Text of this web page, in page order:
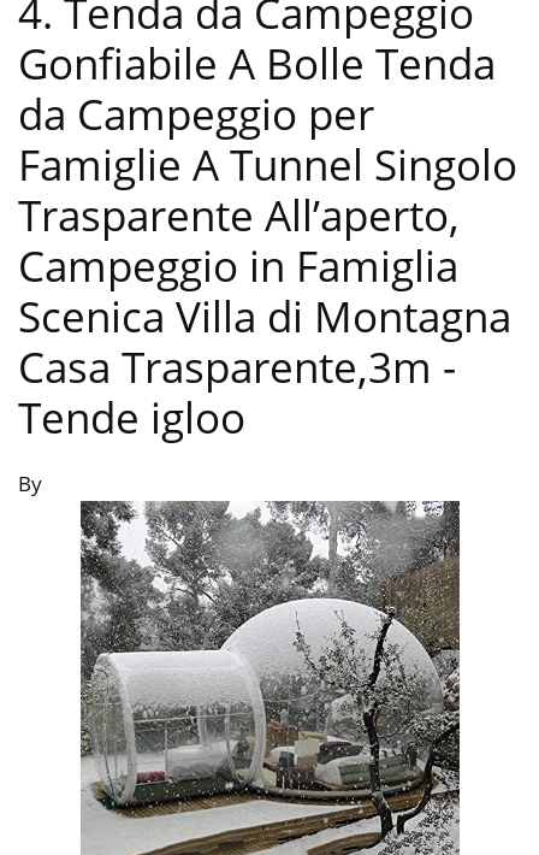
4. Tenda da Campeggio
Gonfiabile A Bolle Tenda
da Campeggio per
Famiglie A Tunnel Singolo
Trasparente All’aperto,
Campeggio in Famiglia
Scenica Villa di Montagna
Casa Trasparente,3m -
Tende igloo
By